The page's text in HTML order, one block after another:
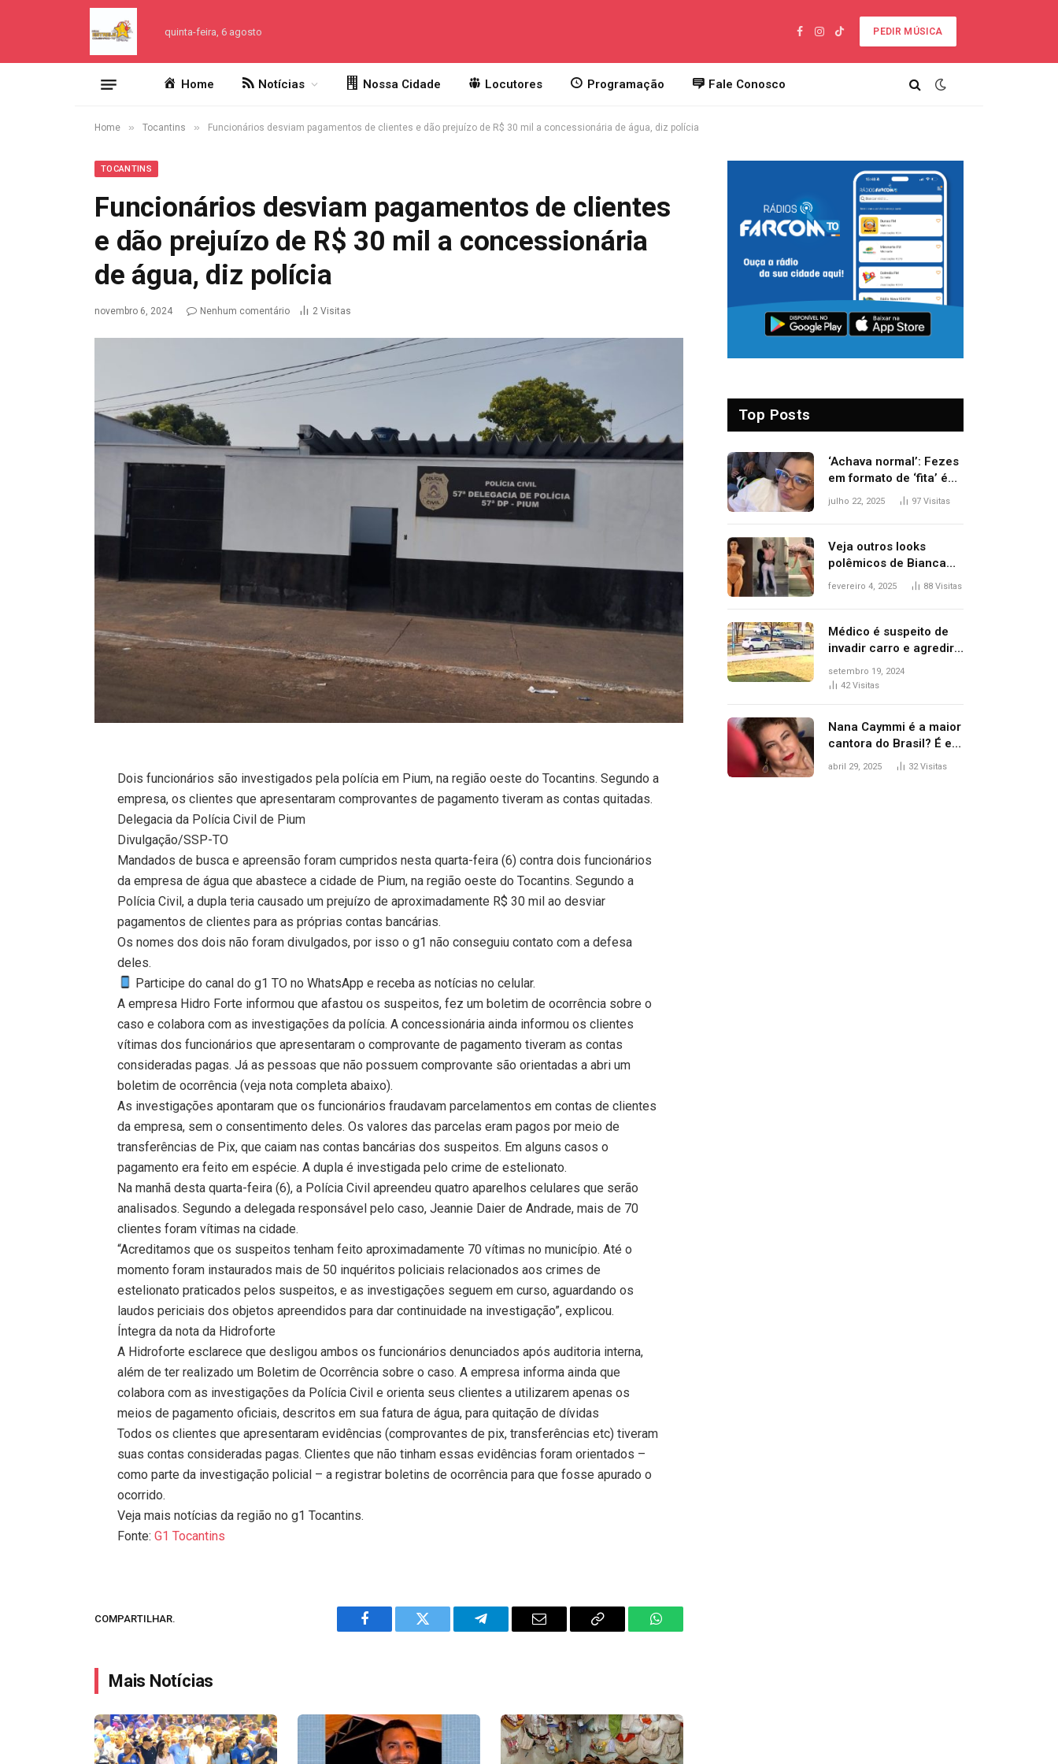
quinta-feira, 6 agosto
Facebook
Instagram
TikTok
PEDIR MÚSICA
Home Notícias Nossa Cidade Locutores Programação Fale Conosco
Home » Tocantins » Funcionários desviam pagamentos de clientes e dão prejuízo de R$ 30 mil a concessionária de água, diz polícia
TOCANTINS
Funcionários desviam pagamentos de clientes
e dão prejuízo de R$ 30 mil a concessionária
de água, diz polícia
novembro 6, 2024 Nenhum comentário 2 Visitas
Dois funcionários são investigados pela polícia em Pium, na região oeste do Tocantins. Segundo a
empresa, os clientes que apresentaram comprovantes de pagamento tiveram as contas quitadas.
Delegacia da Polícia Civil de Pium
Divulgação/SSP-TO
Mandados de busca e apreensão foram cumpridos nesta quarta-feira (6) contra dois funcionários
da empresa de água que abastece a cidade de Pium, na região oeste do Tocantins. Segundo a
Polícia Civil, a dupla teria causado um prejuízo de aproximadamente R$ 30 mil ao desviar
pagamentos de clientes para as próprias contas bancárias.
Os nomes dos dois não foram divulgados, por isso o g1 não conseguiu contato com a defesa
deles.
Participe do canal do g1 TO no WhatsApp e receba as notícias no celular.
A empresa Hidro Forte informou que afastou os suspeitos, fez um boletim de ocorrência sobre o
caso e colabora com as investigações da polícia. A concessionária ainda informou os clientes
vítimas dos funcionários que apresentaram o comprovante de pagamento tiveram as contas
consideradas pagas. Já as pessoas que não possuem comprovante são orientadas a abri um
boletim de ocorrência (veja nota completa abaixo).
As investigações apontaram que os funcionários fraudavam parcelamentos em contas de clientes
da empresa, sem o consentimento deles. Os valores das parcelas eram pagos por meio de
transferências de Pix, que caiam nas contas bancárias dos suspeitos. Em alguns casos o
pagamento era feito em espécie. A dupla é investigada pelo crime de estelionato.
Na manhã desta quarta-feira (6), a Polícia Civil apreendeu quatro aparelhos celulares que serão
analisados. Segundo a delegada responsável pelo caso, Jeannie Daier de Andrade, mais de 70
clientes foram vítimas na cidade.
“Acreditamos que os suspeitos tenham feito aproximadamente 70 vítimas no município. Até o
momento foram instaurados mais de 50 inquéritos policiais relacionados aos crimes de
estelionato praticados pelos suspeitos, e as investigações seguem em curso, aguardando os
laudos periciais dos objetos apreendidos para dar continuidade na investigação”, explicou.
Íntegra da nota da Hidroforte
A Hidroforte esclarece que desligou ambos os funcionários denunciados após auditoria interna,
além de ter realizado um Boletim de Ocorrência sobre o caso. A empresa informa ainda que
colabora com as investigações da Polícia Civil e orienta seus clientes a utilizarem apenas os
meios de pagamento oficiais, descritos em sua fatura de água, para quitação de dívidas
Todos os clientes que apresentaram evidências (comprovantes de pix, transferências etc) tiveram
suas contas consideradas pagas. Clientes que não tinham essas evidências foram orientados –
como parte da investigação policial – a registrar boletins de ocorrência para que fosse apurado o
ocorrido.
Veja mais notícias da região no g1 Tocantins.
Fonte:G1 Tocantins
COMPARTILHAR.
Facebook Twitter Telegram Email
Copy
WhatsApp
Mais Notícias
Top Posts
‘Achava normal’: Fezes
em formato de ‘fita’ é
um dos alertas para
Gil
julho 22, 2025 97 Visitas
Veja outros looks
polêmicos de Bianca
Censori, esposa de
Grammy 2025
fevereiro 4, 2025 88 Visitas
Médico é suspeito de
invadir carro e agredir
delegado aposentado
durante confusão no
setembro 19, 2024
42Visitas
Nana Caymmi é a maior
cantora do Brasil? É e
não é…
abril 29, 2025 32Visitas